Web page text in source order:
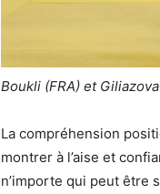
Boukli (FRA) et
La compréhension
montrer à l’aise et
n’importe qui peut être